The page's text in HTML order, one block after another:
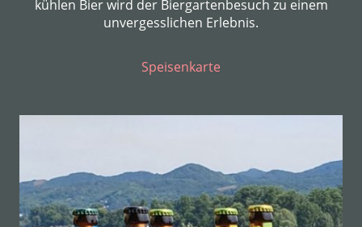
kühlen Bier wird der Biergartenbesuch zu einem
unvergesslichen Erlebnis.
Speisenkarte